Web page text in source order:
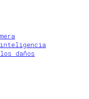
daños